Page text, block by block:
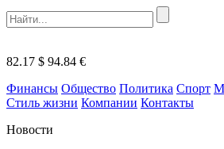
82.17 $ 94.84 €
Финансы Общество Политика Спорт
Стиль жизни Компании Контакты
Новости